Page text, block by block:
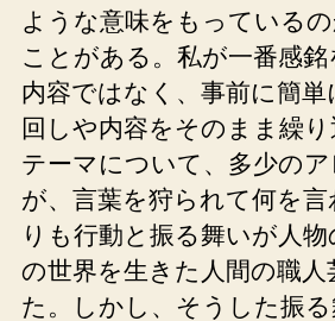
ような意味をもっている
ことがある。私が一番感
内容ではなく、事前に簡
回しや内容をそのまま繰
テーマについて、多少の
が、言葉を狩られて何を
りも行動と振る舞いが人
の世界を生きた人間の職
た。しかし、そうした振